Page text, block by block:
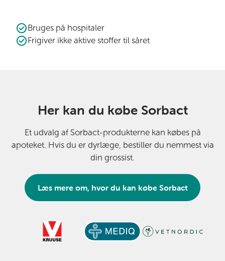
Bruges på hospitaler
Frigiver ikke aktive stoffer til såret
Her kan du købe Sorbact
Et udvalg af Sorbact-produkterne kan købes på
apoteket. Hvis du er dyrlæge, bestiller du nemmest via
din grossist.
Læs mere om, hvor du kan købe Sorbact